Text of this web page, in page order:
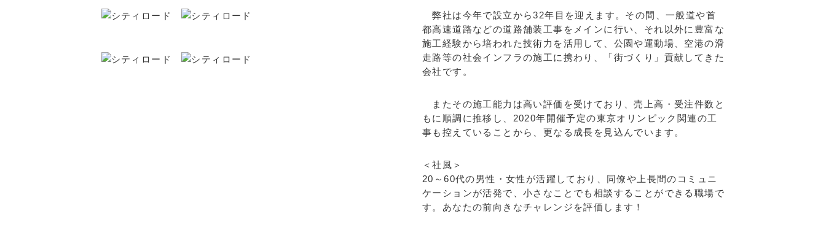
弊社は今年で設立から32年目を迎えます。その間、一般道や首
都高速道路などの道路舗装工事をメインに行い、それ以外に豊富な
施工経験から培われた技術力を活用して、公園や運動場、空港の滑
走路等の社会インフラの施工に携わり、「街づくり」貢献してきた
会社です。
またその施工能力は高い評価を受けており、売上高・受注件数と
もに順調に推移し、2020年開催予定の東京オリンピック関連の工
事も控えていることから、更なる成長を見込んでいます。
＜社風＞
20～60代の男性・女性が活躍しており、同僚や上長間のコミュニ
ケーションが活発で、小さなことでも相談することができる職場で
す。あなたの前向きなチャレンジを評価します！